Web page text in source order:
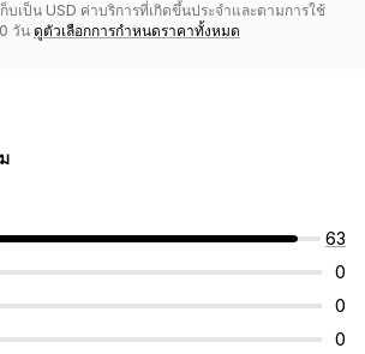
บเป็น USD ค่าบริการที่เกิดขึ้นประจำและตามการใช้
วัน ดูตัวเลือกการกำหนดราคาทั้งหมด
63
0
0
0